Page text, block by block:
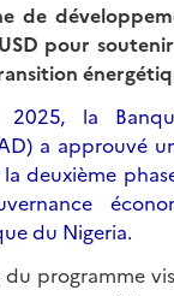
de
pour
2025, la
a approuvé
deuxième
du Nigeria.
du programme